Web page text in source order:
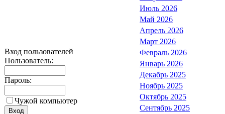
Вход пользователей
Пользователь:
Пароль:
Чужой компьютер
Июль 2026
Май 2026
Апрель 2026
Март 2026
Февраль 2026
Январь 2026
Декабрь 2025
Ноябрь 2025
Октябрь 2025
Сентябрь 2025